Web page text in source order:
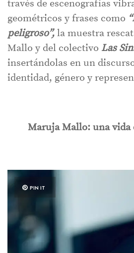
través de escenografías
geométricos y frases como
peligroso”, la muestra
Mallo y del colectivo Las
insertándolas en un
identidad, género y
Maruja Mallo: una vida
PIN IT